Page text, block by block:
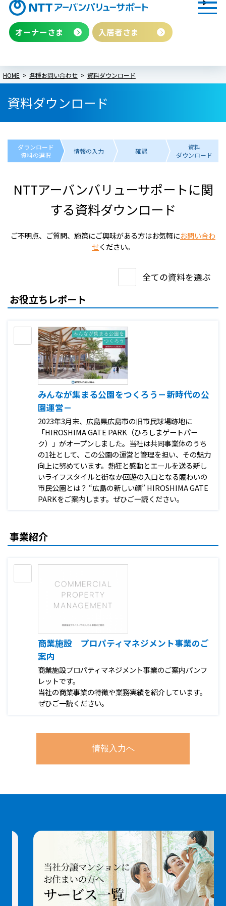
オーナーさま 入居者さま
HOME 各種お問い合わせ 資料ダウンロード
資料ダウンロード
ダウンロード
資料の選択
情報の入力 確認
資料
ダウンロード
NTTアーバンバリューサポートに関
する資料ダウンロード
ご不明点、ご質問、施策にご興味がある方はお気軽にお問い合わ
せください。
全ての資料を選ぶ
お役立ちレポート
みんなが集まる公園をつくろう－新時代の公
園運営－
2023年3月末、広島県広島市の旧市民球場跡地に
「HIROSHIMA GATE PARK（ひろしまゲートパー
ク）」がオープンしました。当社は共同事業体のうち
の1社として、この公園の運営と管理を担い、その魅力
向上に努めています。熱狂と感動とエールを送る新し
いライフスタイルと街なか回遊の入口となる賑わいの
市民公園とは？ “広島の新しい顔” HIROSHIMA GATE
PARKをご案内します。ぜひご一読ください。
事業紹介
商業施設 プロパティマネジメント事業のご
案内
商業施設プロパティマネジメント事業のご案内パンフ
レットです。
当社の商業事業の特徴や業務実績を紹介しています。
ぜひご一読ください。
情報入力へ